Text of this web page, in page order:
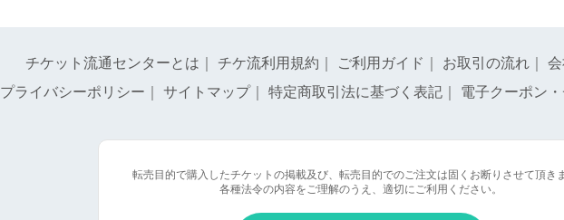
チケット流通センターとは チケ流利用規約 ご利用ガイド お取引の流れ
プライバシーポリシー
サイトマップ｜ 特定商取引法に基づく表記 電子クーポン
転売目的で購入したチケットの掲載及び、転売目的でのご注文は固くお断りさせて頂き
各種法令の内容をご理解のうえ、適切にご利用ください。